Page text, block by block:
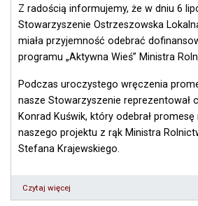
modernizacja,
wyposażenie
małej
infrastruktury
realizowana
Jednostki
Samorządu
Terytorialnego”
Z radością informujemy, że w dniu 6
Stowarzyszenie Ostrzeszowska
miała przyjemność odebrać
programu „Aktywna Wieś” Ministra
Podczas uroczystego wręczenia
nasze Stowarzyszenie reprezentował
Konrad Kuświk, który odebrał
naszego projektu z rąk Ministra
Stefana Krajewskiego.
Czytaj więcej
Dofinansowanie